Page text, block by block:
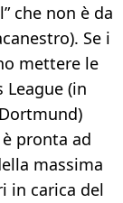
che non è da
Se i
mettere le
(in
pronta ad
massima
in carica del